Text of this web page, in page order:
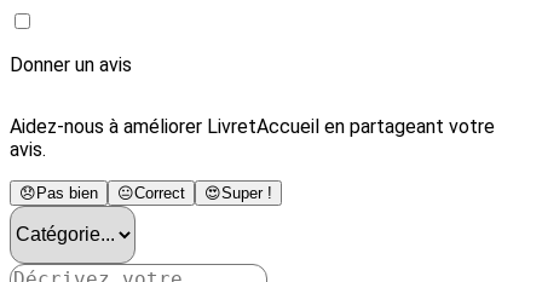
Donner un avis
Aidez-nous à améliorer LivretAccueil en partageant votre
avis.
😞 Pas bien 😐Correct 😍Super !